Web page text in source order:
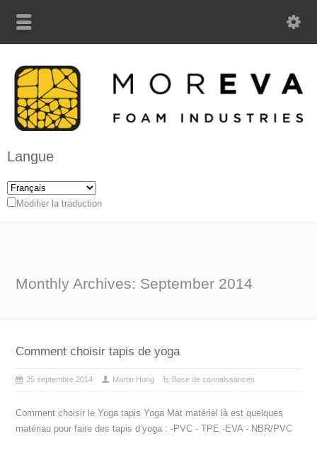
Langue
Modifier la traduction
Monthly Archives: September 2014
Comment choisir tapis de yoga
25 septembre 2014 Martin Hung Base de connaissances
Comment choisir le Yoga tapis Yoga Mat matériel là est quelques
matériau pour faire des tapis d’yoga : -PVC - TPE -EVA - NBR/PVC